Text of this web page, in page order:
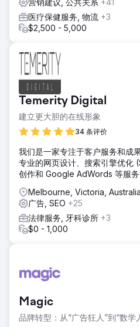
医疗保健服务, 物流 +3
$2,500 - 5,000
Temerity Digital
建立更大胆的在线形象
34 条评价
我们是一家专注于客户服务和成
专业的网页设计、搜索引擎优化
创作和 Google AdWords 等服务
Melbourne, Victoria, Australia
广告, SEO +25
法律服务, 牙科诊所 +3
$0 - 1,000
Magic
品牌转型：从“广告狂人”到“数学